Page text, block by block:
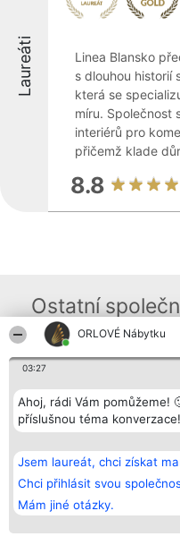
ORLOVÉ Nábytku
03:27
Ahoj, rádi Vám pomůžeme!
příslušnou téma
Jsem laureát, chci získat
Chci přihlásit svou
Mám jiné otázky.
Laureáti
Linea Blansko
s dlouhou historií
která se
míru. Společnost
interiérů pro
přičemž klade
8.8
Ostatní
Organizátor hlasování
o. sp. k.
ul. Ruska 22
Wrocław 50-079
KRS 0000749100 | Regon